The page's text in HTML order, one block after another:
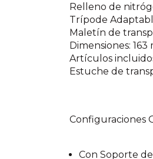
Relleno de
Trípode
Maletín de
Dimensiones: 163
Artículos
Estuche de
Configuraciones
Con Soporte